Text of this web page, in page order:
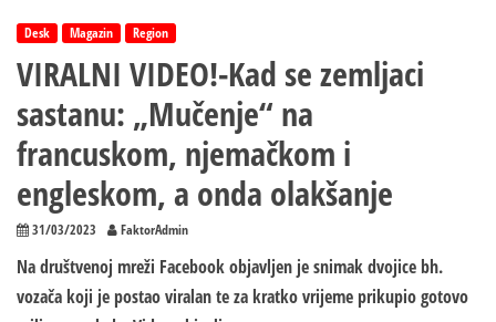
Desk Magazin Region
VIRALNI VIDEO!-Kad se zemljaci
sastanu: „Mučenje“ na
francuskom, njemačkom i
engleskom, a onda olakšanje
31/03/2023 FaktorAdmin
Na društvenoj mreži Facebook objavljen je snimak dvojice bh.
vozača koji je postao viralan te za kratko vrijeme prikupio gotovo